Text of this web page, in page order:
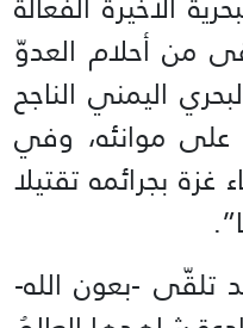
من أحلام العدوّ
اليمني الناجح
موانئه، وفي
غزة بجرائمه تقتيلا
تلقّى -بعون الله-